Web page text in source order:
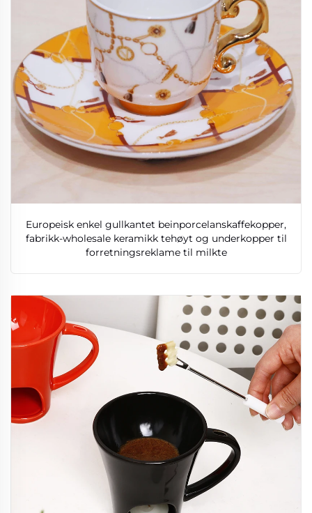
Europeisk enkel gullkantet beinporcelanskaffekopper,
fabrikk-wholesale keramikk tehøyt og underkopper til
forretningsreklame til milkte